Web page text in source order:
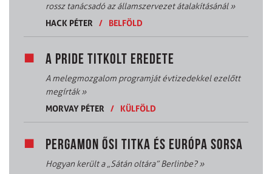
rossz tanácsadó az államszervezet átalakításánál»
HACK PÉTER
/ BELFÖLD
A PRIDE TITKOLT EREDETE
A melegmozgalom programját évtizedekkel ezelőtt
megírták»
MORVAY PÉTER
/ KÜLFÖLD
PERGAMON ŐSI TITKA ÉS EURÓPA SORSA
Hogyan került a „Sátán oltára” Berlinbe?»